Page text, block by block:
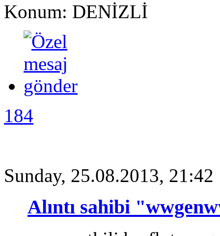
Konum: DENİZLİ
184
Sunday, 25.08.2013, 21:42
Alıntı sahibi